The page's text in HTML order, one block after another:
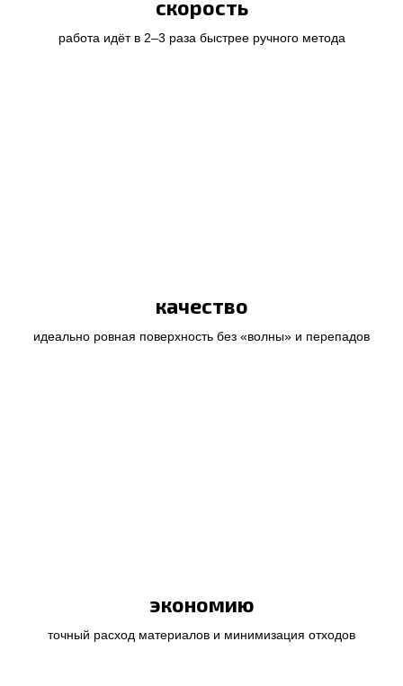
скорость
работа идёт в 2–3 раза быстрее ручного метода
качество
идеально ровная поверхность без «волны» и перепадов
экономию
точный расход материалов и минимизация отходов